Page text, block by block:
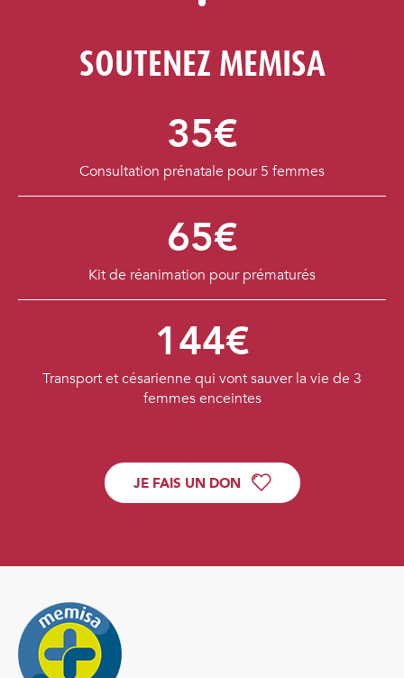
SOUTENEZ MEMISA
35€
Consultation prénatale pour 5 femmes
65€
Kit de réanimation pour prématurés
144€
Transport et césarienne qui vont sauver la vie de 3
femmes enceintes
JE FAIS UN DON